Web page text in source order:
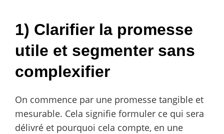
1) Clarifier la promesse
utile et segmenter sans
complexifier
On commence par une promesse tangible et
mesurable. Cela signifie formuler ce qui sera
délivré et pourquoi cela compte, en une